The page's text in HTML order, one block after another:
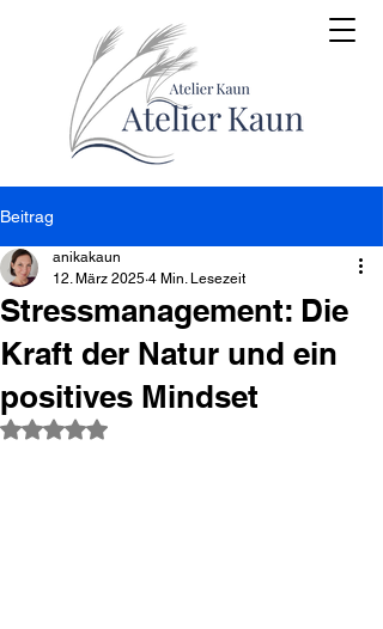
Beitrag
Stressmanagement: Die
Kraft der Natur und ein
positives Mindset
anikakaun
12. März 2025 4 Min. Lesezeit
Mit NaN von 5 Sternen bewertet.